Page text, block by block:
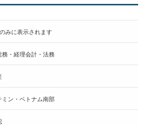
みに表示されます
務・経理会計・法務
ミン・ベトナム南部